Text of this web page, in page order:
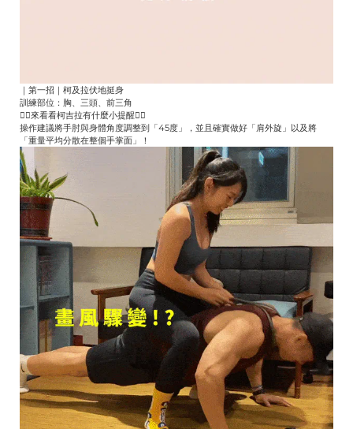
｜第一招｜柯及拉伏地挺身
訓練部位：胸、三頭、前三角
👇🏻來看看柯吉拉有什麼小提醒👇🏻
操作建議將手肘與身體角度調整到「45度」，並且確實做好「肩外旋」以及將
「重量平均分散在整個手掌面」！